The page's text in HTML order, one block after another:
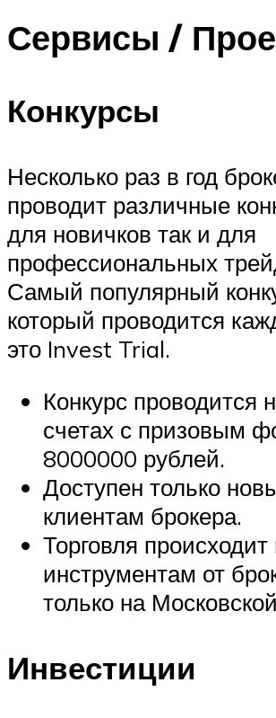
Сервисы /
Конкурсы
Несколько раз в год
проводит различные
для новичков так и для
профессиональных
Самый популярный
который проводится
это Invest Trial.
Конкурс проводится
счетах с призовым
8000000 рублей.
Доступен только
клиентам брокера.
Торговля происходит
инструментам от
только на
Инвестиции